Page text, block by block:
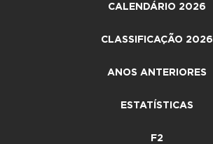
CALENDÁRIO 2026
CLASSIFICAÇÃO 2026
ANOS ANTERIORES
ESTATÍSTICAS
F2